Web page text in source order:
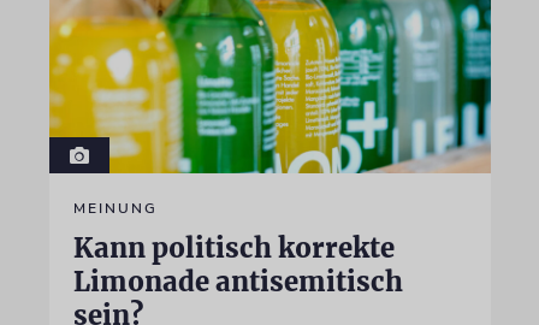
MEINUNG
Kann politisch korrekte
Limonade antisemitisch
sein?